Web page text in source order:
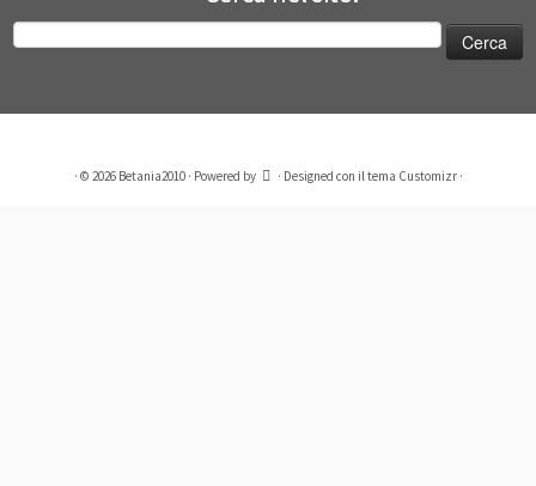
· © 2026 Betania2010· Powered by · Designed con iltema Customizr·